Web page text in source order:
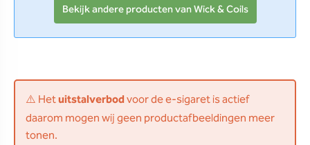
Bekijk andere producten van Wick & Coils
⚠️ Hetuitstalverbodvoor de e-sigaret is actief
daarom mogen wij geen productafbeeldingen meer
tonen.